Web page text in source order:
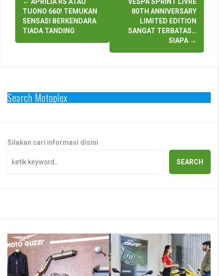
navigation
TUONO 660! TEMUKAN
SENSASI BERKENDARA
TIADA TANDING
80TH ANNIVERSARY
LIMITED EDITION
SANGAT TERBATAS…
SIAPA →
Search Motoplex
Silakan cari informasi disini
SEARCH